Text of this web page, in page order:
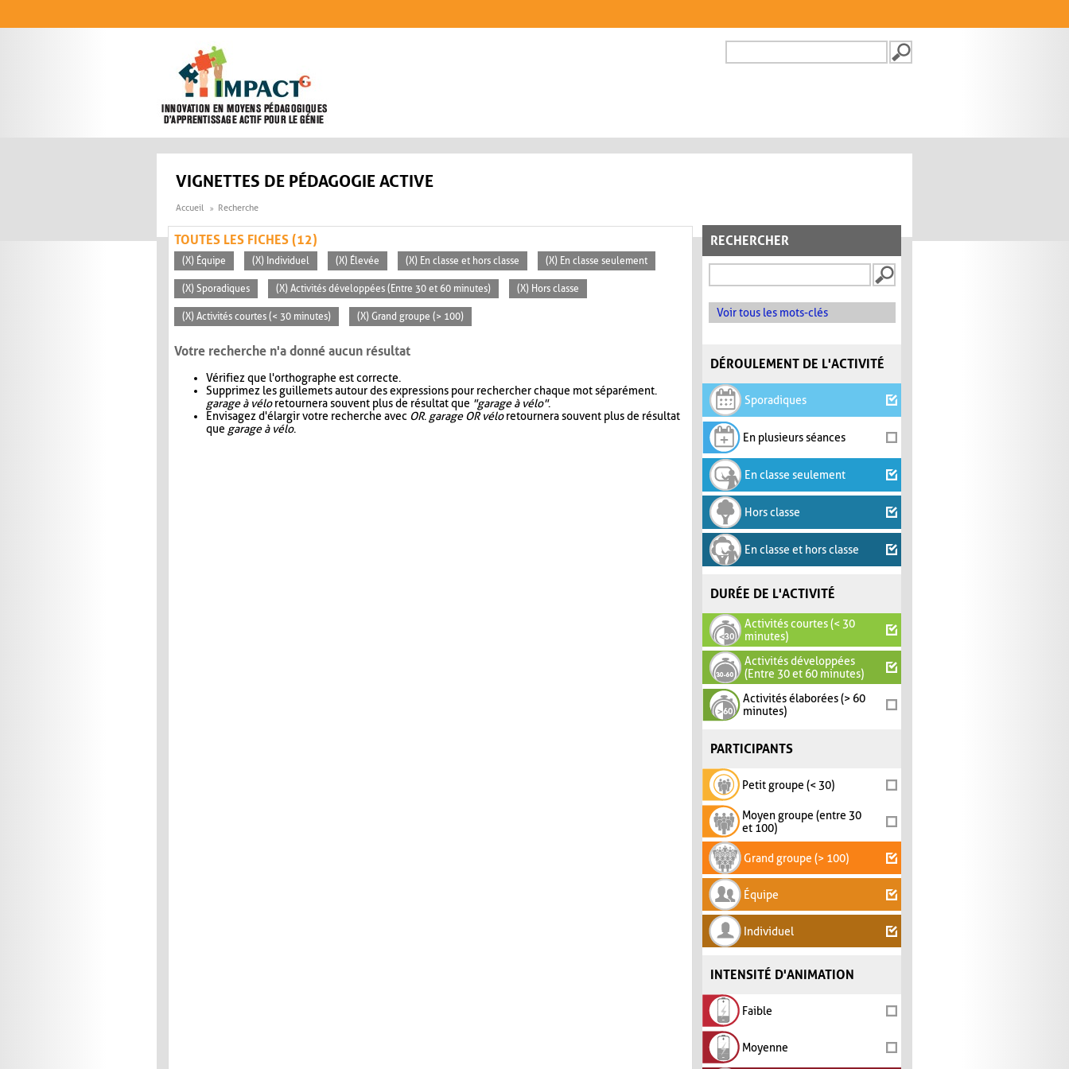
FORMULAIRE DE
VIGNETTES DE PÉDAGOGIE ACTIVE
Accueil Recherche
RECHERCHER
Voir tous les mots-clés
DÉROULEMENT DE L'ACTIVITÉ
Sporadiques
En plusieurs séances
En classe seulement
Hors classe
En classe et hors classe
DURÉE DE L'ACTIVITÉ
Activités courtes (< 30
minutes)
Activités développées
(Entre 30 et 60 minutes)
Activités élaborées (> 60
minutes)
PARTICIPANTS
Petit groupe (< 30)
Moyen groupe (entre 30
et 100)
Grand groupe (> 100)
Équipe
Individuel
INTENSITÉ D'ANIMATION
Faible
Moyenne
TOUTES LES FICHES (12)
(X) Équipe (X) Individuel (X) Élevée (X) En classe et hors classe (X) En classe seulement
(X) Sporadiques (X) Activités développées (Entre 30 et 60 minutes) (X) Hors classe
(X) Activités courtes (< 30 minutes) (X) Grand groupe (> 100)
Votre recherche n'a donné aucun résultat
Vérifiez que l'orthographe est correcte.
Supprimez les guillemets autour des expressions pour rechercher chaque mot séparément.
garage à véloretournera souvent plus de résultat que "garage à vélo".
Envisagez d'élargir votre recherche avec OR. garage OR véloretournera souvent plus de résultat
que garage à vélo.